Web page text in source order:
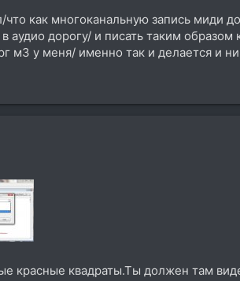
что как многоканальную запись миди
аудио дорогу/ и писать таким
м3 у меня/ именно так и делается и
красные квадраты.Ты должен там